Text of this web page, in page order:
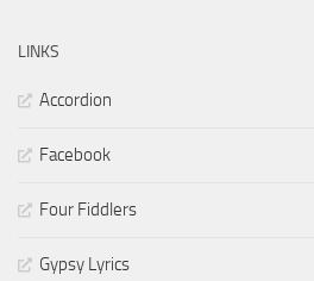
LINKS
Accordion
Facebook
Four Fiddlers
Gypsy Lyrics